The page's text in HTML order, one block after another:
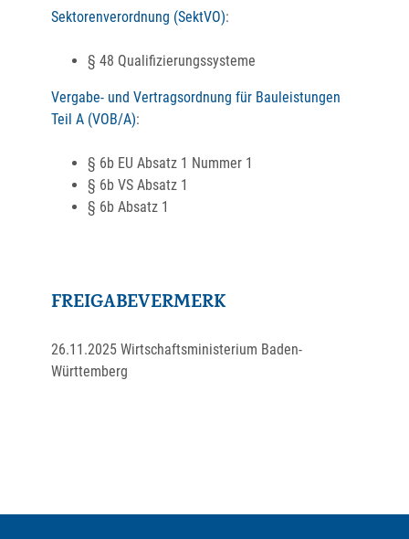
Sektorenverordnung (SektVO):
§ 48 Qualifizierungssysteme
Vergabe- und Vertragsordnung für Bauleistungen
Teil A (VOB/A):
§ 6b EU Absatz 1 Nummer 1
§ 6b VS Absatz 1
§ 6b Absatz 1
FREIGABEVERMERK
26.11.2025 Wirtschaftsministerium Baden-
Württemberg